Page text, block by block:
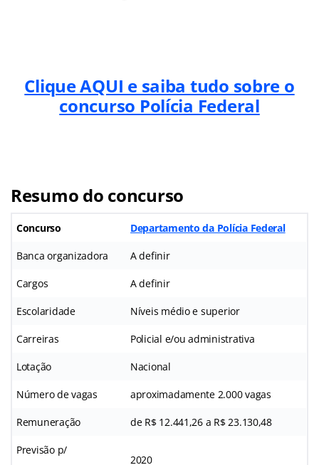
Clique AQUI e saiba tudo sobre o
concurso Polícia Federal
Resumo do concurso
Concurso Departamento da Polícia Federal
Banca organizadora A definir
Cargos A definir
Escolaridade Níveis médio e superior
Carreiras Policial e/ou administrativa
Lotação Nacional
Número de vagas aproximadamente 2.000 vagas
Remuneração de R$ 12.441,26 a R$ 23.130,48
Previsão p/
2020